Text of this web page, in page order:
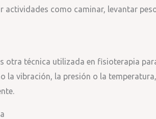
actividades como caminar, levantar
otra técnica utilizada en fisioterapia
la vibración, la presión o la